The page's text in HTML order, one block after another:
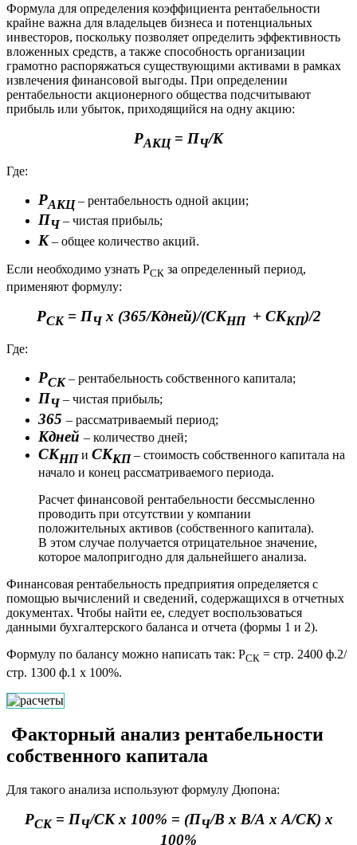
Формула для определения коэффициента рентабельности
крайне важна для владельцев бизнеса и потенциальных
инвесторов, поскольку позволяет определить эффективность
вложенных средств, а также способность организации
грамотно распоряжаться существующими активами в рамках
извлечения финансовой выгоды. При определении
рентабельности акционерного общества подсчитывают
прибыль или убыток, приходящийся на одну акцию:
РАКЦ= ПЧ/К
Где:
РАКЦ– рентабельность одной акции;
ПЧ– чистая прибыль;
К – общее количество акций.
Если необходимо узнать РСК за определенный период,
применяют формулу:
РСК= ПЧх (365/Кдней)/(СКНП + СККП)/2
Где:
РСК– рентабельность собственного капитала;
ПЧ– чистая прибыль;
365 – рассматриваемый период;
Кдней – количество дней;
СКНПи СККП– стоимость собственного капитала на
начало и конец рассматриваемого периода.
Расчет финансовой рентабельности бессмысленно
проводить при отсутствии у компании
положительных активов (собственного капитала).
В этом случае получается отрицательное значение,
которое малопригодно для дальнейшего анализа.
Финансовая рентабельность предприятия определяется с
помощью вычислений и сведений, содержащихся в отчетных
документах. Чтобы найти ее, следует воспользоваться
данными бухгалтерского баланса и отчета (формы 1 и 2).
Формулу по балансу можно написать так: РСК = стр. 2400 ф.2/
стр. 1300 ф.1 х 100%.
Факторный анализ рентабельности
собственного капитала
Для такого анализа используют формулу Дюпона:
РСК= ПЧ/СК х 100% = (ПЧ/В х В/А х А/СК) х
100%